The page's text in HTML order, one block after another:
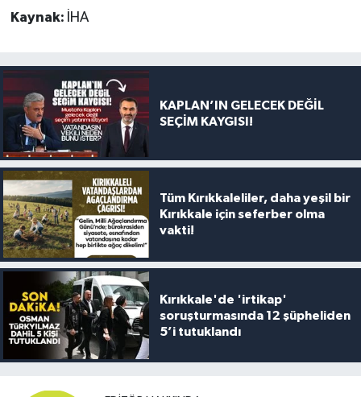
Kaynak: İHA
KAPLAN’IN GELECEK DEĞİL
SEÇİM KAYGISI!
Tüm Kırıkkaleliler, daha yeşil bir
Kırıkkale için seferber olma
vakti!
Kırıkkale'de 'irtikap'
soruşturmasında 12 şüpheliden
5’i tutuklandı